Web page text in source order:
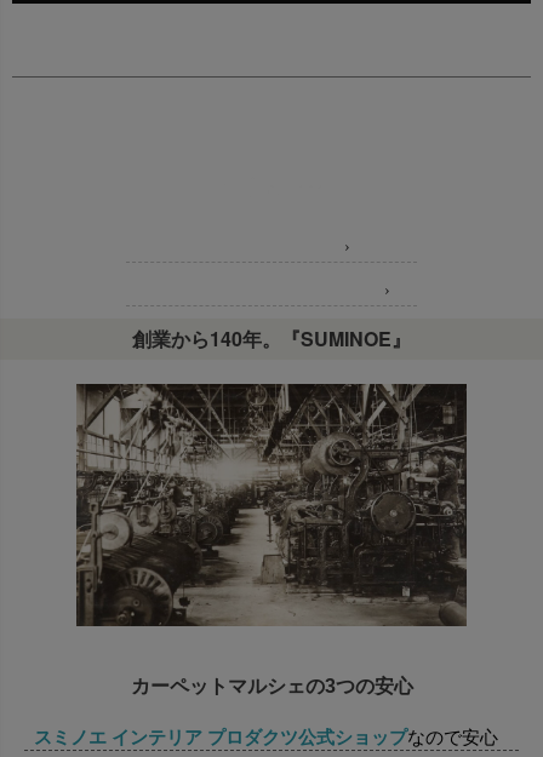
›
›
創業から140年。『SUMINOE』
カーペットマルシェの3つの安心
スミノエ インテリア プロダクツ公式ショップなので安心